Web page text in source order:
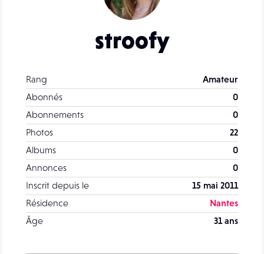
stroofy
Rang
Amateur
Abonnés
0
Abonnements
0
Photos
22
Albums
0
Annonces
0
Inscrit depuis le
15 mai 2011
Résidence
Nantes
Âge
31 ans